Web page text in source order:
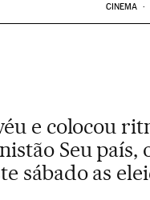
CINEMA
e colocou
Seu país,
sábado as